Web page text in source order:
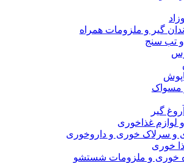
گیر و ملزومات همراه
و تب سنج
مسواک
گیر
غذاخوری
و سرلاک خوری و داروخوری
خوری
خوری و ملزومات شستشو